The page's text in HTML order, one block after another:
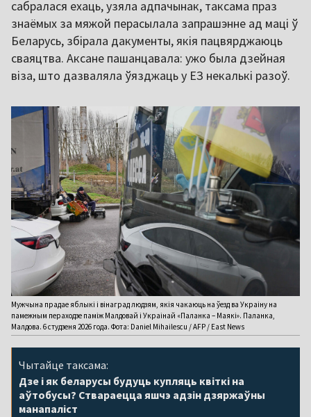
сабралася ехаць, узяла адпачынак, таксама праз
знаёмых за мяжой перасылала запрашэнне ад маці ў
Беларусь, збірала дакументы, якія пацвярджаюць
сваяцтва. Аксане пашанцавала: ужо была дзейная
віза, што дазваляла ўязджаць у ЕЗ некалькі разоў.
Мужчына прадае яблыкі і вінаград людзям, якія чакаюць на ўезд ва Украіну на
памежным пераходзе паміж Малдовай і Украінай «Паланка – Маякі». Паланка,
Малдова. 6 студзеня 2026 года. Фота: Daniel Mihailescu / AFP / East News
Чытайце таксама:
Дзе і як беларусы будуць купляць квіткі на
аўтобусы? Ствараецца яшчэ адзін дзяржаўны
манапаліст